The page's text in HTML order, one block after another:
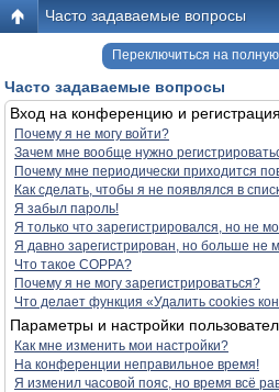
Часто задаваемые вопросы
Переключиться на
Часто задаваемые вопросы
Вход на конференцию и регистрация
Почему я не могу войти?
Зачем мне вообще нужно
Почему мне периодически приходится
Как сделать, чтобы я не появлялся в
Я забыл пароль!
Я только что зарегистрировался, но не
Я давно зарегистрирован, но больше не
Что такое COPPA?
Почему я не могу зарегистрироваться?
Что делает функция «Удалить cookies
Параметры и настройки
Как мне изменить мои настройки?
На конференции неправильное время!
Я изменил часовой пояс, но время всё